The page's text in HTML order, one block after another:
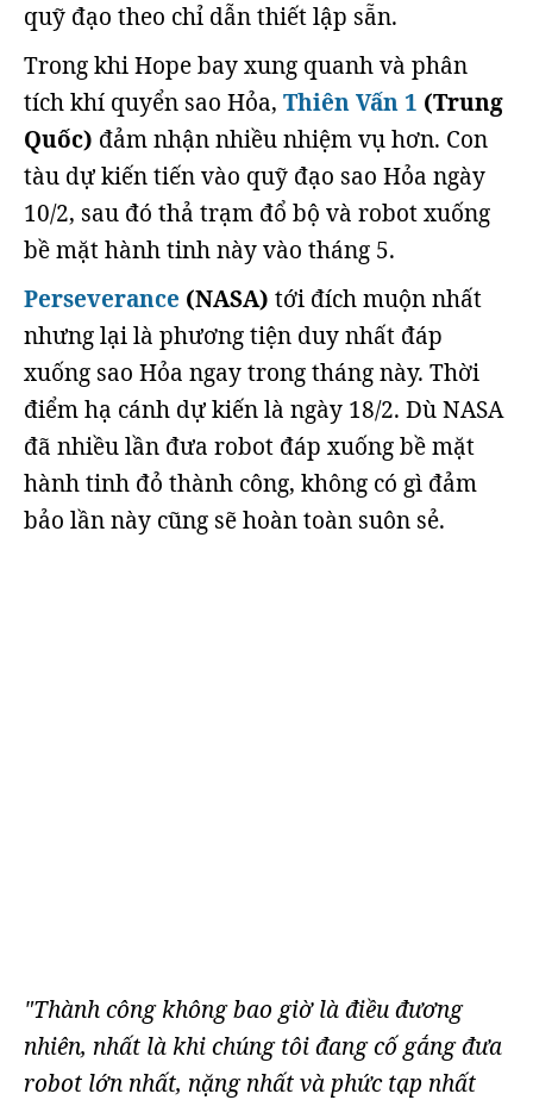
quỹ đạo theo chỉ dẫn thiết lập sẵn.
Trong khi Hope bay xung quanh và phân
tích khí quyển sao Hỏa, Thiên Vấn 1 (Trung
Quốc) đảm nhận nhiều nhiệm vụ hơn. Con
tàu dự kiến tiến vào quỹ đạo sao Hỏa ngày
10/2, sau đó thả trạm đổ bộ và robot xuống
bề mặt hành tinh này vào tháng 5.
Perseverance (NASA) tới đích muộn nhất
nhưng lại là phương tiện duy nhất đáp
xuống sao Hỏa ngay trong tháng này. Thời
điểm hạ cánh dự kiến là ngày 18/2. Dù NASA
đã nhiều lần đưa robot đáp xuống bề mặt
hành tinh đỏ thành công, không có gì đảm
bảo lần này cũng sẽ hoàn toàn suôn sẻ.
"Thành công không bao giờ là điều đương
nhiên, nhất là khi chúng tôi đang cố gắng đưa
robot lớn nhất, nặng nhất và phức tạp nhất